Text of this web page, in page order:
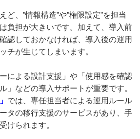
ど、”情報構造”や”権限設定”を担当
負担が大きいです。加えて、導入前
認しておかなければ、導入後の運用
チが生じてしまいます。
による設計支援」や「使用感を確認
」などの導入サポートが重要です。
では、専任担当者による運用ルール
タの移行支援のサービスがあり、手
けられます。